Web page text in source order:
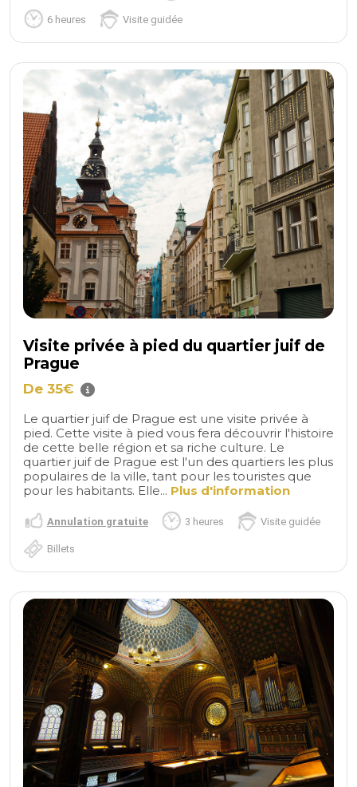
6 heures Visite guidée
Visite privée à pied du quartier juif de
Prague
De 35€
Le quartier juif de Prague est une visite privée à
pied. Cette visite à pied vous fera découvrir l'histoire
de cette belle région et sa riche culture. Le
quartier juif de Prague est l'un des quartiers les plus
populaires de la ville, tant pour les touristes que
pour les habitants. Elle... Plus d'information
Annulation gratuite 3 heures Visite guidée
Billets